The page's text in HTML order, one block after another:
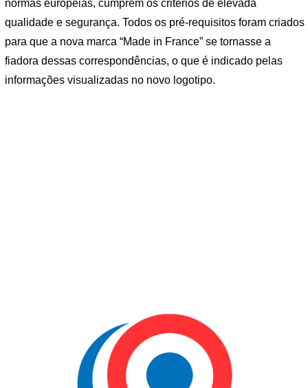
normas europeias, cumprem os critérios de elevada
qualidade e segurança. Todos os pré-requisitos foram criados
para que a nova marca “Made in France” se tornasse a
fiadora dessas correspondências, o que é indicado pelas
informações visualizadas no novo logotipo.